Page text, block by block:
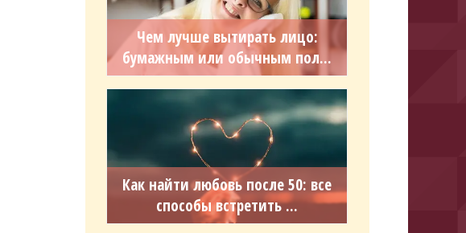
Чем лучше вытирать лицо:
бумажным или обычным пол...
Как найти любовь после 50: все
способы встретить ...